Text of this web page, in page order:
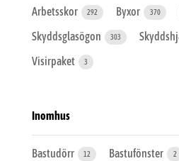
Arbetsskor 292 Byxor 370
Skyddsglasögon 303
Visirpaket 3
Inomhus
Bastudörr 12 Bastufönster 2